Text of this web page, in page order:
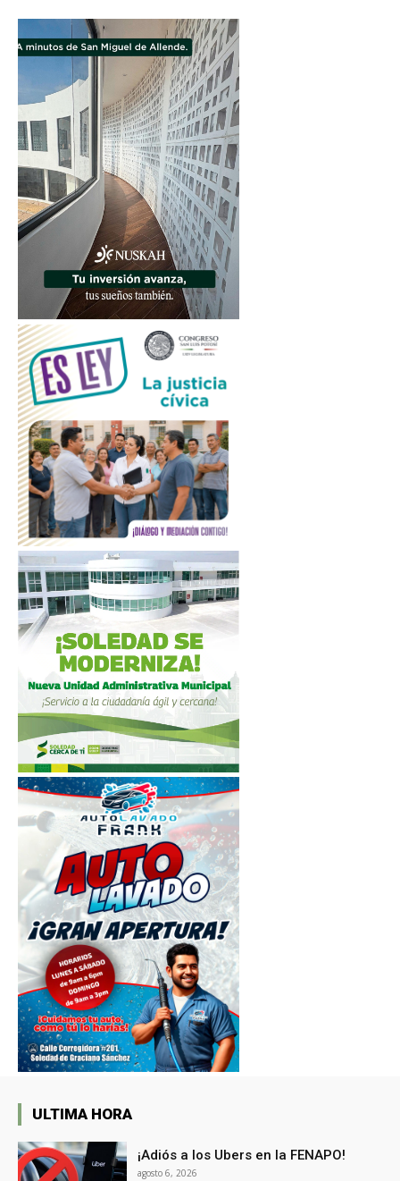
ULTIMA HORA
¡Adiós a los Ubers en la FENAPO!
agosto 6, 2026